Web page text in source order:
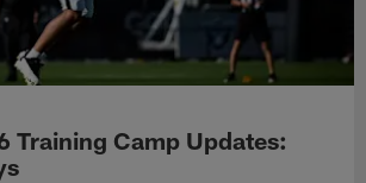
Training Camp Updates: